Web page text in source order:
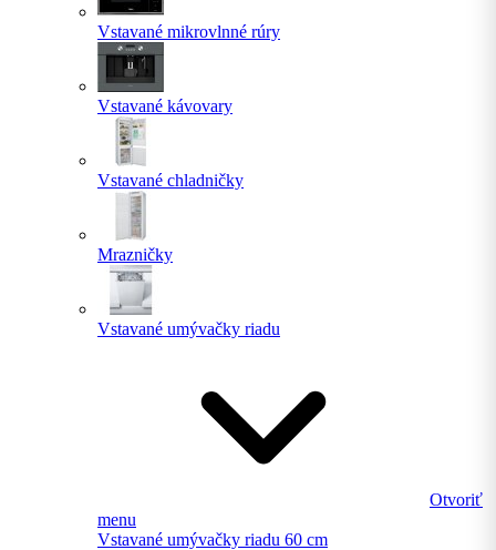
Vstavané mikrovlnné rúry
Vstavané kávovary
Vstavané chladničky
Mrazničky
Vstavané umývačky riadu
Otvoriť
menu
Vstavané umývačky riadu 60 cm